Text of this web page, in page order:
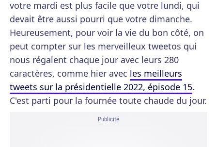
votre mardi est plus facile que votre lundi, qui
devait être aussi pourri que votre dimanche.
Heureusement, pour voir la vie du bon côté, on
peut compter sur les merveilleux tweetos qui
nous régalent chaque jour avec leurs 280
caractères, comme hier avec les meilleurs
tweets sur la présidentielle 2022, épisode 15.
C'est parti pour la fournée toute chaude du jour.
Publicité